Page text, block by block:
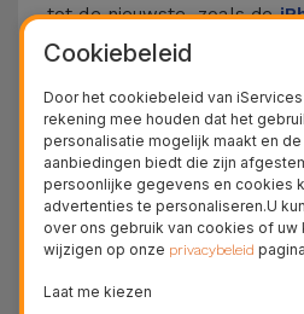
tot de nieuwste, zoals de
deiPhone 16.
Hoe zet je een iPhone
Het is vrij eenvoudig om
plaatsen. Bij iServices zijn
iPhone hebben ze een kit
makkelijker maakt.
Zorg ervoor dat het
schoon is. Gebruik dan
Cookiebeleid
Door het cookiebeleid van
rekening mee houden dat het
personalisatie mogelijk maakt en
aanbiedingen biedt die zijn
persoonlijke gegevens en cookies
advertenties te personaliseren.U
over ons gebruik van cookies of
wijzigen op onze privacybeleid
Laat me kiezen